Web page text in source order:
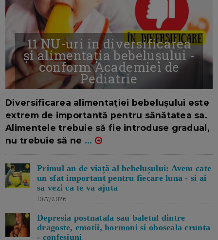
11 NU-uri in diversificarea
și alimentația bebelușului -
conform Academiei de
Pediatrie
Diversificarea alimentației bebelușului este
extrem de importantă pentru sănătatea sa.
Alimentele trebuie să fie introduse gradual,
nu trebuie să ne ...
Primul an de viață al bebelușului: Avem cate
un sfat important pentru fiecare luna - si ai
sa vezi ca te va ajuta
10/7/2026
Depresia postnatala sau baletul dintre
dragoste, emotii, hormoni si oboseala crunta
- confesiuni